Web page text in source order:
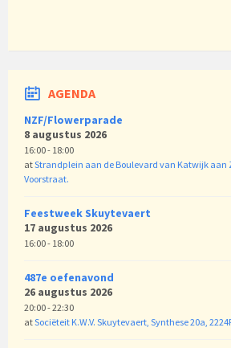
AGENDA
NZF/Flowerparade
8 augustus 2026
16:00 - 18:00
atStrandplein aan de Boulevard van Katwijk aan
Voorstraat.
Feestweek Skuytevaert
17 augustus 2026
16:00 - 18:00
487e oefenavond
26 augustus 2026
20:00 - 22:30
atSociëteit K.W.V. Skuytevaert, Synthese 20a,